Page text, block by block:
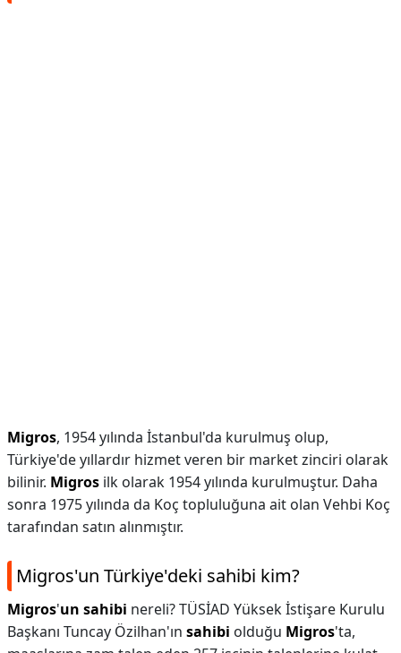
Migros, 1954 yılında İstanbul'da kurulmuş olup,
Türkiye'de yıllardır hizmet veren bir market zinciri olarak
bilinir. Migros ilk olarak 1954 yılında kurulmuştur. Daha
sonra 1975 yılında da Koç topluluğuna ait olan Vehbi Koç
tarafından satın alınmıştır.
Migros'un Türkiye'deki sahibi kim?
Migros'un sahibi nereli? TÜSİAD Yüksek İstişare Kurulu
Başkanı Tuncay Özilhan'ın sahibi olduğu Migros'ta,